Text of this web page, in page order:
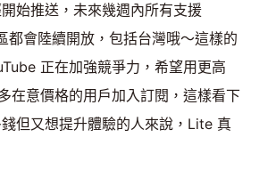
始推送，未來幾週內所有支援
都會陸續開放，包括台灣哦～這樣的
正在加強競爭力，希望用更高
在意價格的用戶加入訂閱，這樣看下
但又想提升體驗的人來說，Lite 真